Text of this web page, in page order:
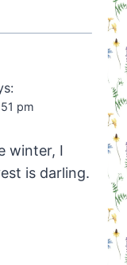
pm
winter, I
is darling.